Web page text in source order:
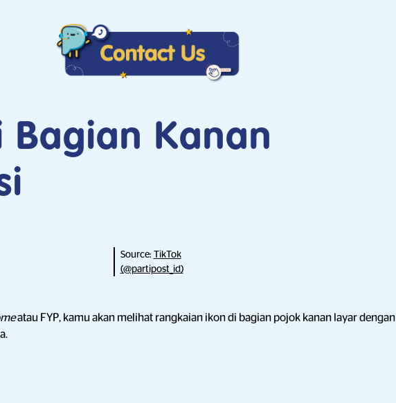
Bagian Kanan
Source: TikTok
(@partipost_id)
atau FYP, kamu akan melihat rangkaian ikon di bagian pojok kanan layar dengan